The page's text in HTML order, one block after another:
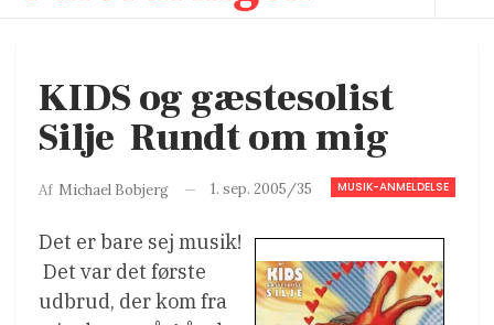
KIDS og gæstesolist
Silje  Rundt om mig
MUSIK-ANMELDELSE
Af Michael Bobjerg 1. sep. 2005/35
Det er bare sej musik!
 Det var det første
udbrud, der kom fra